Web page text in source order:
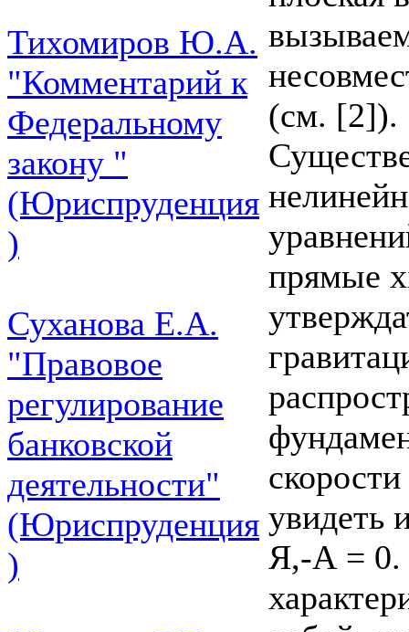
Тихомиров Ю.А.
"Комментарий к
Федеральному
закону "
(Юриспруденция
)
Суханова Е.А.
"Правовое
регулирование
банковской
деятельности"
(Юриспруденция
)
(см. [2]).
прямые
увидеть
Я,-А = 0.